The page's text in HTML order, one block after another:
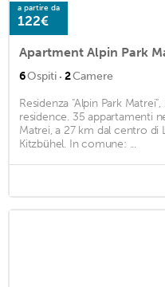
a partire da
122€
6Ospiti · 2Camere
Residenza "Alpin Park
residence. 35 appartamenti
Matrei, a 27 km dal centro di
Kitzbühel. In comune: ...